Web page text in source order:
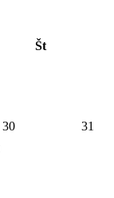
Št
30 31